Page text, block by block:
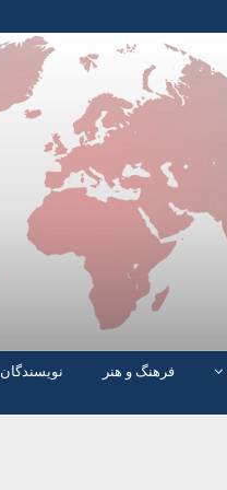
فرهنگ و هنر نویسندگان